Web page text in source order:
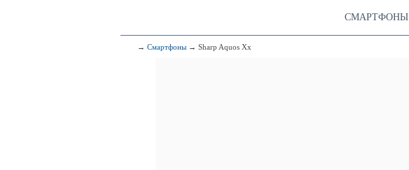
СМАРТФОНЫ
→ Смартфоны → Sharp Aquos Xx